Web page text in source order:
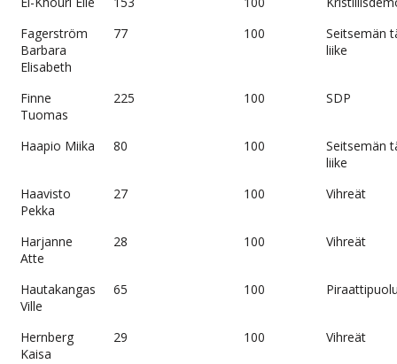
Fagerström
Barbara
Elisabeth
77 100
Seitsemän
liike
Finne
Tuomas
225 100 SDP
Haapio Miika 80 100
Seitsemän
liike
Haavisto
Pekka
27 100 Vihreät
Harjanne
Atte
28 100 Vihreät
Hautakangas
Ville
65 100
Hernberg
Kaisa
29 100 Vihreät